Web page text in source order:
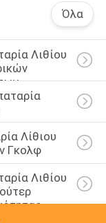
Όλα
Λιθίου
Λίθιου
Γκολφ
Λιθίου